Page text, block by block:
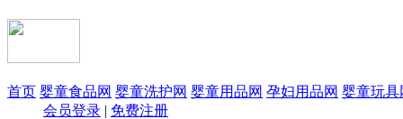
首页 婴童食品网 婴童洗护网 婴童用品网 孕妇用品网 婴童玩具
会员登录 | 免费注册